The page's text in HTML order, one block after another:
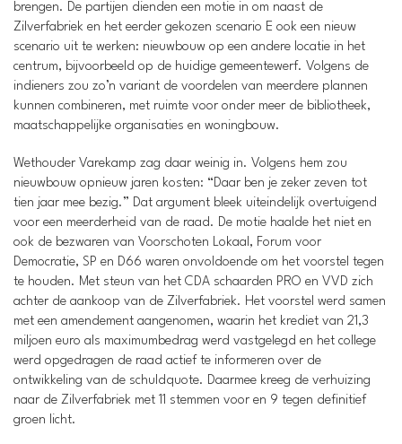
brengen. De partijen dienden een motie in om naast de
Zilverfabriek en het eerder gekozen scenario E ook een nieuw
scenario uit te werken: nieuwbouw op een andere locatie in het
centrum, bijvoorbeeld op de huidige gemeentewerf. Volgens de
indieners zou zo’n variant de voordelen van meerdere plannen
kunnen combineren, met ruimte voor onder meer de bibliotheek,
maatschappelijke organisaties en woningbouw.
Wethouder Varekamp zag daar weinig in. Volgens hem zou
nieuwbouw opnieuw jaren kosten: “Daar ben je zeker zeven tot
tien jaar mee bezig.” Dat argument bleek uiteindelijk overtuigend
voor een meerderheid van de raad. De motie haalde het niet en
ook de bezwaren van Voorschoten Lokaal, Forum voor
Democratie, SP en D66 waren onvoldoende om het voorstel tegen
te houden. Met steun van het CDA schaarden PRO en VVD zich
achter de aankoop van de Zilverfabriek. Het voorstel werd samen
met een amendement aangenomen, waarin het krediet van 21,3
miljoen euro als maximumbedrag werd vastgelegd en het college
werd opgedragen de raad actief te informeren over de
ontwikkeling van de schuldquote. Daarmee kreeg de verhuizing
naar de Zilverfabriek met 11 stemmen voor en 9 tegen definitief
groen licht.